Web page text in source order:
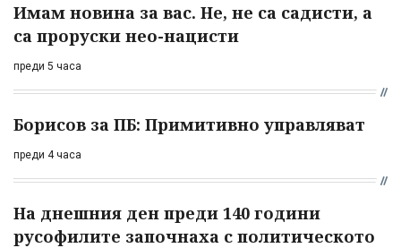
Имам новина за вас. Не, не са садисти, а
са проруски нео-нацисти
преди 5 часа
Борисов за ПБ: Примитивно управляват
преди 4 часа
На днешния ден преди 140 години
русофилите започнаха с политическото